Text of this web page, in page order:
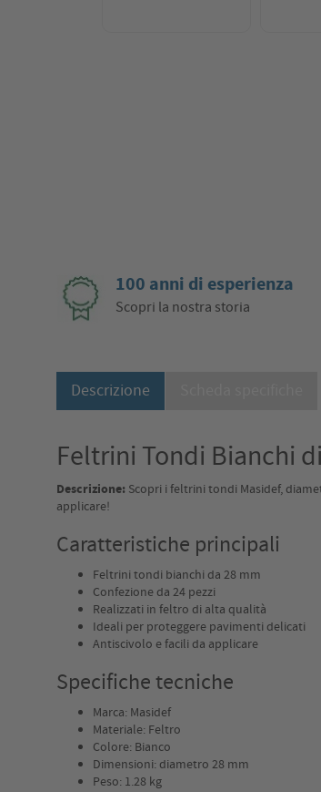
100 anni di esperienza
Scopri la nostra storia
Descrizione
Feltrini Tondi Bianchi
Descrizione: Scopri i feltrini tondi Masidef,
applicare!
Caratteristiche principali
Feltrini tondi bianchi da 28 mm
Confezione da 24 pezzi
Realizzati in feltro di alta qualità
Ideali per proteggere pavimenti delicati
Antiscivolo e facili da applicare
Specifiche tecniche
Marca: Masidef
Materiale: Feltro
Colore: Bianco
Dimensioni: diametro 28 mm
Peso: 1.28 kg